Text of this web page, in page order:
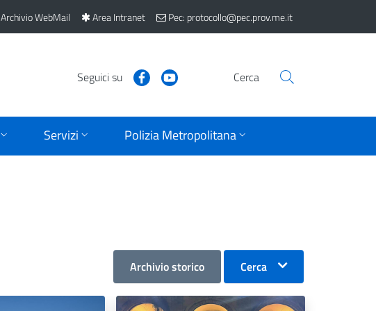
Archivio WebMail Area Intranet Pec: protocollo@pec.prov.me.it
Seguici su Cerca
Servizi Polizia Metropolitana
Archivio storico Cerca